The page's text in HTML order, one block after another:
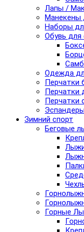
Лапы /
Манекены
Наборы
Обувь для
Одежда
Перчатки
Перчатки
Перчатки
Зимний спорт
Беговые
Горные